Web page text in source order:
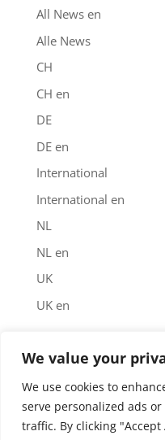
We value your
We use cookies to
serve personalized ads
traffic. By clicking
All News en
Alle News
CH
CH en
DE
DE en
International
International en
NL
NL en
UK
UK en
Impressum
Downloads